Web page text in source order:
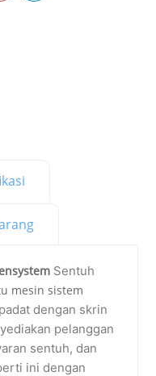
Sentuh
mesin sistem
dengan skrin
pelanggan
sentuh, dan
ini dengan